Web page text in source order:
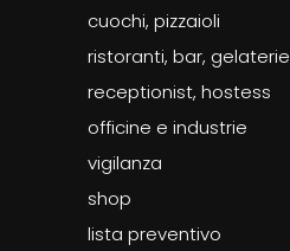
cuochi, pizzaioli
ristoranti, bar, gelaterie
receptionist, hostess
officine e industrie
vigilanza
shop
lista preventivo